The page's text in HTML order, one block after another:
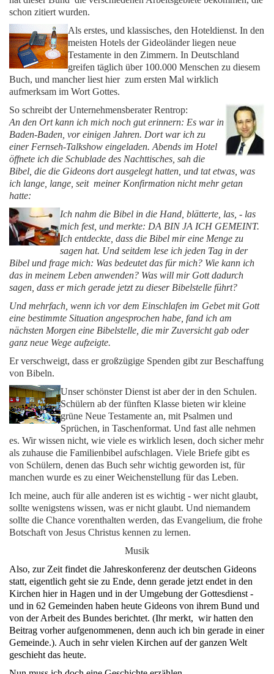
schon zitiert wurden.
Als erstes, und klassisches, den Hoteldienst. In den
meisten Hotels der Gideoländer liegen neue
Testamente in den Zimmern. In Deutschland
greifen täglich über 100.000 Menschen zu diesem
Buch, und mancher liest hier zum ersten Mal wirklich
aufmerksam im Wort Gottes.
So schreibt der Unternehmensberater Rentrop:
An den Ort kann ich mich noch gut erinnern: Es war in
Baden-Baden, vor einigen Jahren. Dort war ich zu
einer Fernseh-Talkshow eingeladen. Abends im Hotel
öffnete ich die Schublade des Nachttisches, sah die
Bibel, die die Gideons dort ausgelegt hatten, und tat etwas, was
ich lange, lange, seit meiner Konfirmation nicht mehr getan
hatte:
Ich nahm die Bibel in die Hand, blätterte, las, - las
mich fest, und merkte: DA BIN JA ICH GEMEINT.
Ich entdeckte, dass die Bibel mir eine Menge zu
sagen hat. Und seitdem lese ich jeden Tag in der
Bibel und frage mich: Was bedeutet das für mich? Wie kann ich
das in meinem Leben anwenden? Was will mir Gott dadurch
sagen, dass er mich gerade jetzt zu dieser Bibelstelle führt?
Und mehrfach, wenn ich vor dem Einschlafen im Gebet mit Gott
eine bestimmte Situation angesprochen habe, fand ich am
nächsten Morgen eine Bibelstelle, die mir Zuversicht gab oder
ganz neue Wege aufzeigte.
Er verschweigt, dass er großzügige Spenden gibt zur Beschaffung
von Bibeln.
Unser schönster Dienst ist aber der in den Schulen.
Schülern ab der fünften Klasse bieten wir kleine
grüne Neue Testamente an, mit Psalmen und
Sprüchen, in Taschenformat. Und fast alle nehmen
es. Wir wissen nicht, wie viele es wirklich lesen, doch sicher mehr
als zuhause die Familienbibel aufschlagen. Viele Briefe gibt es
von Schülern, denen das Buch sehr wichtig geworden ist, für
manchen wurde es zu einer Weichenstellung für das Leben.
Ich meine, auch für alle anderen ist es wichtig - wer nicht glaubt,
sollte wenigstens wissen, was er nicht glaubt. Und niemandem
sollte die Chance vorenthalten werden, das Evangelium, die frohe
Botschaft von Jesus Christus kennen zu lernen.
Musik
Also, zur Zeit findet die Jahreskonferenz der deutschen Gideons
statt, eigentlich geht sie zu Ende, denn gerade jetzt endet in den
Kirchen hier in Hagen und in der Umgebung der Gottesdienst -
und in 62 Gemeinden haben heute Gideons von ihrem Bund und
von der Arbeit des Bundes berichtet. (Ihr merkt, wir hatten den
Beitrag vorher aufgenommenen, denn auch ich bin gerade in einer
Gemeinde.). Auch in sehr vielen Kirchen auf der ganzen Welt
geschieht das heute.